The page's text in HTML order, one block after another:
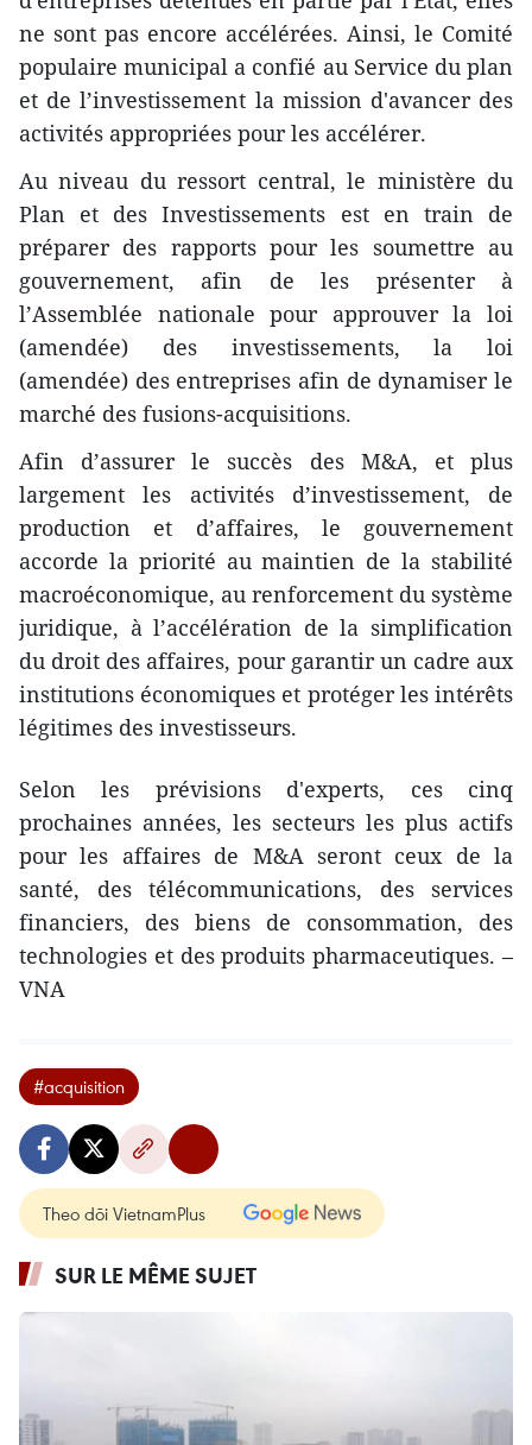
ne sont pas encore accélérées. Ainsi, le Comité
populaire municipal a confié au Service du plan
et de l’investissement la mission d'avancer des
activités appropriées pour les accélérer.
Au niveau du ressort central, le ministère du
Plan et des Investissements est en train de
préparer des rapports pour les soumettre au
gouvernement, afin de les présenter à
l’Assemblée nationale pour approuver la loi
(amendée) des investissements, la loi
(amendée) des entreprises afin de dynamiser le
marché des fusions-acquisitions.
Afin d’assurer le succès des M&A, et plus
largement les activités d’investissement, de
production et d’affaires, le gouvernement
accorde la priorité au maintien de la stabilité
macroéconomique, au renforcement du système
juridique, à l’accélération de la simplification
du droit des affaires, pour garantir un cadre aux
institutions économiques et protéger les intérêts
légitimes des investisseurs.
Selon les prévisions d'experts, ces cinq
prochaines années, les secteurs les plus actifs
pour les affaires de M&A seront ceux de la
santé, des télécommunications, des services
financiers, des biens de consommation, des
technologies et des produits pharmaceutiques. –
VNA
#acquisition
Theo dõi VietnamPlus
SUR LE MÊME SUJET